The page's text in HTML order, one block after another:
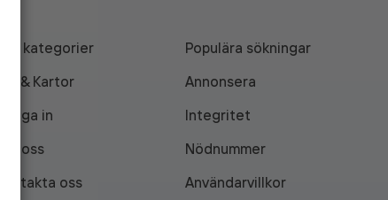
Alla kategorier
Populära sökningar
API & Kartor
Annonsera
Logga in
Integritet
Om oss
Nödnummer
Kontakta oss
Användarvillkor